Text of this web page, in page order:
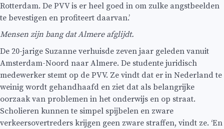
Rotterdam. De PVV is er heel goed in om zulke angstbeelden
te bevestigen en profiteert daarvan.’
Mensen zijn bang dat Almere afglijdt.
De 20-jarige Suzanne verhuisde zeven jaar geleden vanuit
Amsterdam-Noord naar Almere. De studente juridisch
medewerker stemt op de PVV. Ze vindt dat er in Nederland te
weinig wordt gehandhaafd en ziet dat als belangrijke
oorzaak van problemen in het onderwijs en op straat.
Scholieren kunnen te simpel spijbelen en zware
verkeersovertreders krijgen geen zware straffen, vindt ze. ‘En